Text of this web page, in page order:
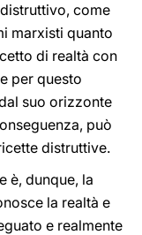
come
marxisti quanto
di realtà con
per questo
suo orizzonte
può
distruttive.
è, dunque, la
la realtà e
e realmente